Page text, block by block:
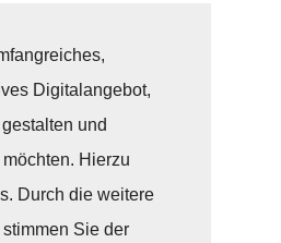
Digitalangebot,
und
Hierzu
Durch die weitere
Sie der
Freundeskreis Klassische Yachten